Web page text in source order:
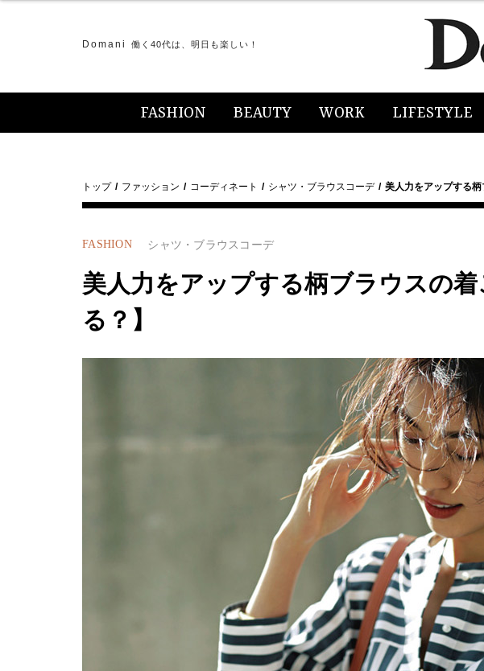
Domani 働く40代は、明日も楽しい！
FASHION BEAUTY WORK LIFESTYLE
トップ ファッション コーディネート シャツ・ブラウスコーデ 美人力をアップする柄
FASHION シャツ・ブラウスコーデ
美人力をアップする柄ブラウスの
る？】